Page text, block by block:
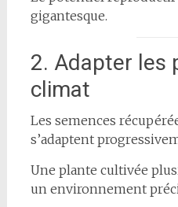
gigantesque.
2. Adapter les
climat
Les semences
s’adaptent
Une plante cultivée
un environnement